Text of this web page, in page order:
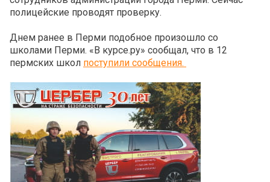
полицейские проводят проверку.
Днем ранее в Перми подобное произошло со
школами Перми. «В курсе.ру» сообщал, что в 12
пермских школ поступили сообщения.